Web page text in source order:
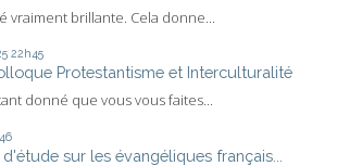
vraiment brillante. Cela donne...
22h45
Protestantisme et Interculturalité
donné que vous vous faites...
sur les évangéliques français...